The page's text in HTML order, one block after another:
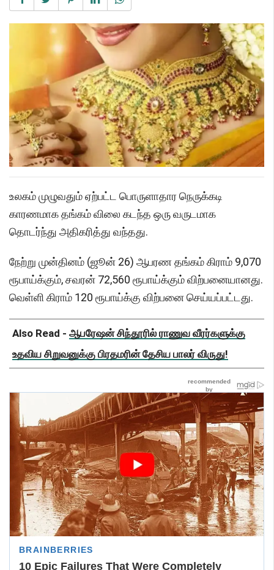
உலகம் முழுவதும் ஏற்பட்ட பொருளாதார நெருக்கடி
காரணமாக தங்கம் விலை கடந்த ஒரு வருடமாக
தொடர்ந்து அதிகரித்து வந்தது.
நேற்று முன்தினம் (ஜூன் 26) ஆபரண தங்கம் கிராம் 9,070
ரூபாய்க்கும், சவரன் 72,560 ரூபாய்க்கும் விற்பனையானது.
வெள்ளி கிராம் 120 ரூபாய்க்கு விற்பனை செய்யப்பட்டது.
Also Read - ஆபரேஷன் சிந்தூரில் ராணுவ வீரர்களுக்கு
உதவிய சிறுவனுக்கு பிரதமரின் தேசிய பாலர் விருது!